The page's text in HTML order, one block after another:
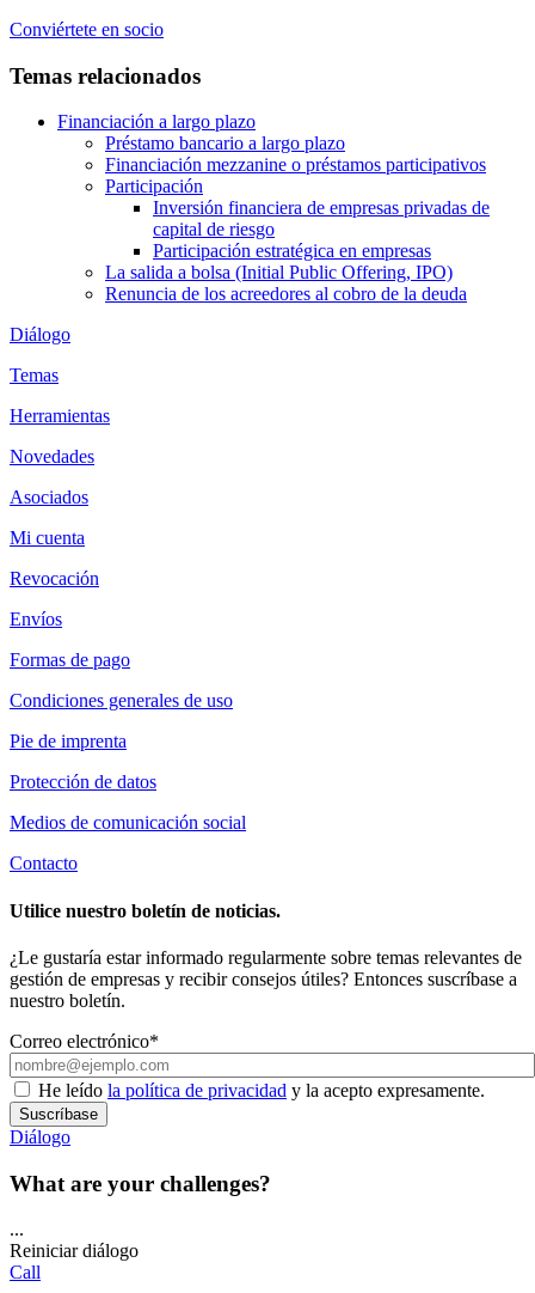
Conviértete en socio
Temas relacionados
Financiación a largo plazo
Préstamo bancario a largo plazo
Financiación mezzanine o préstamos participativos
Participación
Inversión financiera de empresas privadas de
capital de riesgo
Participación estratégica en empresas
La salida a bolsa (Initial Public Offering, IPO)
Renuncia de los acreedores al cobro de la deuda
Diálogo
Temas
Herramientas
Novedades
Asociados
Mi cuenta
Revocación
Envíos
Formas de pago
Condiciones generales de uso
Pie de imprenta
Protección de datos
Medios de comunicación social
Contacto
Utilice nuestro boletín de noticias.
¿Le gustaría estar informado regularmente sobre temas relevantes de
gestión de empresas y recibir consejos útiles? Entonces suscríbase a
nuestro boletín.
Correo electrónico*
He leído la política de privacidad y la acepto expresamente.
Suscríbase
Diálogo
What are your challenges?
...
Reiniciar diálogo
Call